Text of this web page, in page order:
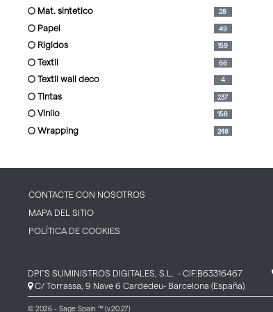
mat. sintetico 28
papel 49
rigidos 159
textil 66
textil wall deco 4
tintas 237
vinilo 158
wrapping 248
CONTACTE CON NOSOTROS
MAPA DEL SITIO
POLÍTICA DE COOKIES
DPI''S SUMINISTROS DIGITALES, S.L.
- CIF:B63316467
C/ Torrassa, 9 Nave 6 Cardedeu- Barcelona (España)
© 2026 - Sage Spain ™ (v.20.27)